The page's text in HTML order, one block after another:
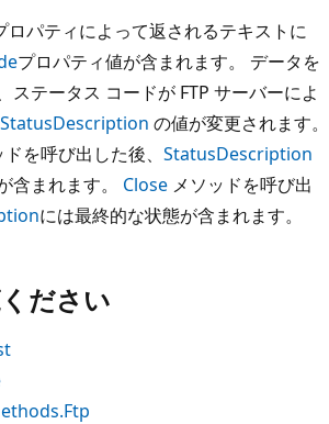
ロパティによって返されるテキストに
プロパティ値が含まれます。 データを
ステータス コードが FTP サーバーによ
StatusDescription の値が変更されます。
を呼び出した後、 StatusDescription
含まれます。 Close メソッドを呼び出
には最終的な状態が含まれます。
ださい